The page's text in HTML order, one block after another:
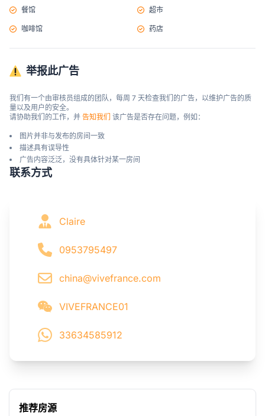
餐馆 超市
咖啡馆 药店
举报此广告
我们有一个由审核员组成的团队，每周 7 天检查我们的广告，以维护广告的质
量以及用户的安全。
请协助我们的工作，并 告知我们 该广告是否存在问题，例如：
图片并非与发布的房间一致
描述具有误导性
广告内容泛泛，没有具体针对某一房间
联系方式
Claire
0953795497
china@vivefrance.com
VIVEFRANCE01
33634585912
推荐房源